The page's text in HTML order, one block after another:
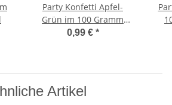
Party Konfetti Apfel-
Grün im 100 Gramm
Beutel
0,99 € *
Artikel